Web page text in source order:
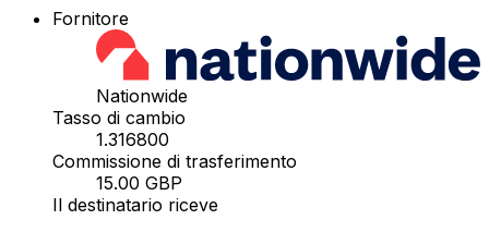
Fornitore
Nationwide
Tasso di cambio
1.316800
Commissione di trasferimento
15.00 GBP
Il destinatario riceve